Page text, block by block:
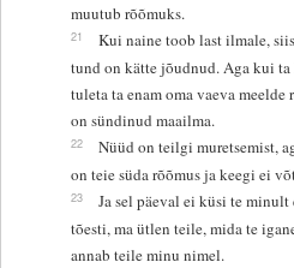
muutub rõõmuks.
21
Kui naine toob last ilmale,
tund on kätte jõudnud. Aga kui ta
tuleta ta enam oma vaeva meelde
on sündinud maailma.
22
Nüüd on teilgi muretsemist,
on teie süda rõõmus ja keegi ei
23
Ja sel päeval ei küsi te minult
tõesti, ma ütlen teile, mida te
annab teile minu nimel.